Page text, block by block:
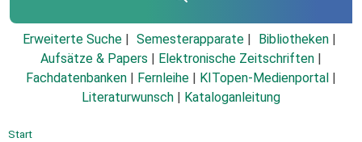
Erweiterte Suche Semesterapparate
Bibliotheken
Aufsätze & Papers
Elektronische Zeitschriften
Fachdatenbanken
Fernleihe KITopen-Medienportal
Literaturwunsch
Kataloganleitung
Start